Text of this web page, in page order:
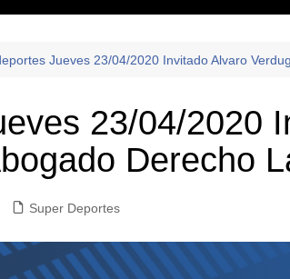
Basquetbol
Canotaje
Ciclismo
Futsal
Natacion
Pesca y Caza
Rodeo
Asofutbol
Canal Rural
Liga Vecinal
Villa San Agustin
Jueves 23/04/2020 Invitado Alvaro
23/04/2020
Derecho
Super Deportes